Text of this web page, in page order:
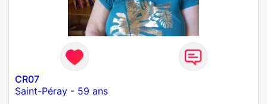
CR07
Saint-Péray - 59 ans